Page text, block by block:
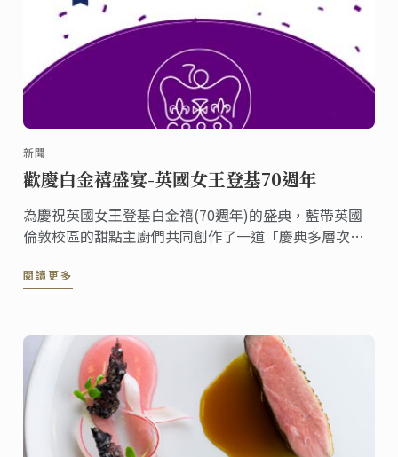
新聞
歡慶白金禧盛宴-英國女王登基70週年
為慶祝英國女王登基白金禧(70週年)的盛典，藍帶英國
倫敦校區的甜點主廚們共同創作了一道「慶典多層次蛋
禧皇冠》這道甜點包含了香檳慕斯、糖漬紅漿果、檸檬
閱讀更多